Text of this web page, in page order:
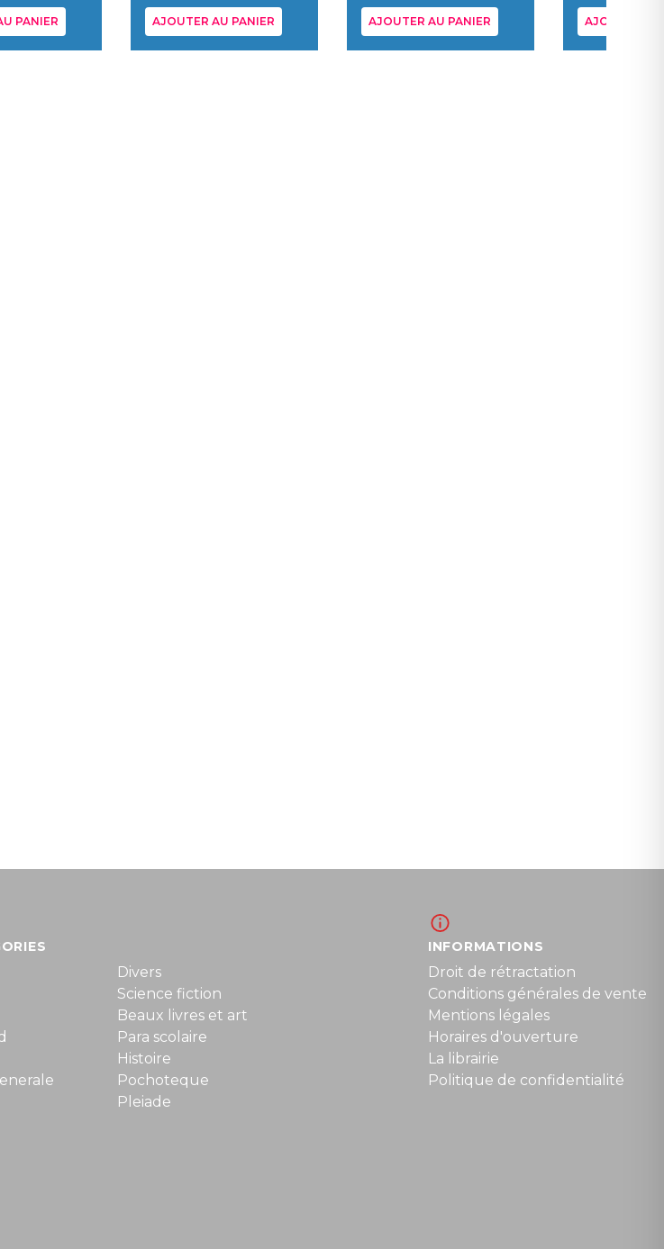
PANIER AJOUTER AU PANIER AJOUTER AU PANIER AJOUTER AU
Divers
Science fiction
Beaux livres et art
Para scolaire
Histoire
Pochoteque
Pleiade
INFORMATIONS
Droit de rétractation
Conditions générales de vente
Mentions légales
Horaires d'ouverture
La librairie
Politique de confidentialité